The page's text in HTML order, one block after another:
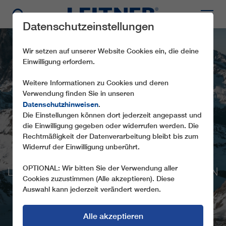
ALPINE CROSSING
ZWISCHEN SCHWEIZ
UND ITALIEN
LEITNER ROPEWAYS BAUT ZWEITE 3S IN
ZERMATT
Datenschutzeinstellungen
Wir setzen auf unserer Website Cookies ein, die deine
Einwilligung erfordern.
Weitere Informationen zu Cookies und deren
Verwendung finden Sie in unseren
Datenschutzhinweisen.
Die Einstellungen können dort jederzeit angepasst und
die Einwilligung gegeben oder widerrufen werden. Die
Rechtmäßigkeit der Datenverarbeitung bleibt bis zum
Widerruf der Einwilligung unberührt.
OPTIONAL: Wir bitten Sie der Verwendung aller
Cookies zuzustimmen (Alle akzeptieren). Diese
Auswahl kann jederzeit verändert werden.
Alle akzeptieren